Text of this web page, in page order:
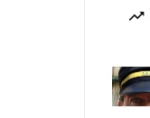
trending_up